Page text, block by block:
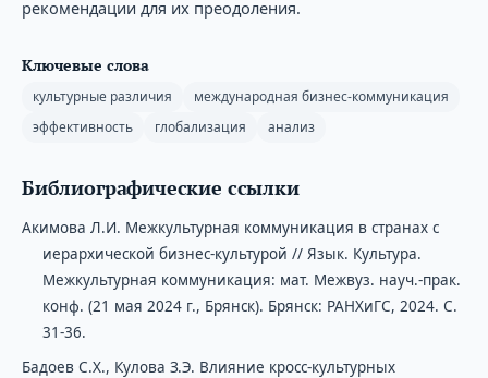
рекомендации для их преодоления.
Ключевые слова
культурные различия
международная бизнес-коммуникация
эффективность
глобализация анализ
Библиографические ссылки
Акимова Л.И. Межкультурная коммуникация в странах с
иерархической бизнес-культурой // Язык. Культура.
Межкультурная коммуникация: мат. Межвуз. науч.-прак.
конф. (21 мая 2024 г., Брянск). Брянск: РАНХиГС, 2024. С.
31-36.
Бадоев С.Х., Кулова З.Э. Влияние кросс-культурных